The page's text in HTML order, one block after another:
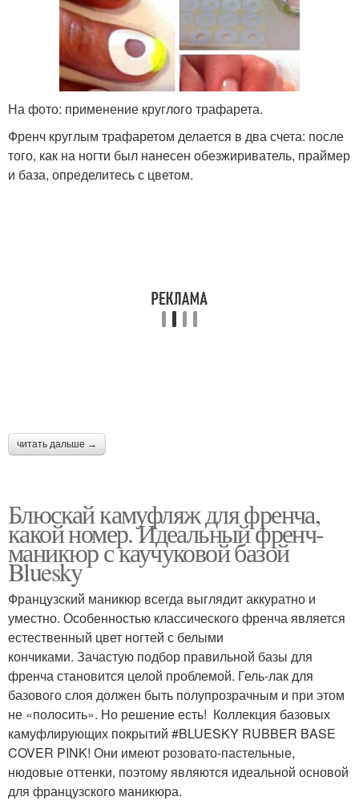
На фото: применение круглого трафарета.
Френч круглым трафаретом делается в два счета: после
того, как на ногти был нанесен обезжириватель, праймер
и база, определитесь с цветом.
читать дальше →
Блюскай камуфляж для френча,
какой номер. Идеальный френч-
маникюр с каучуковой базой
Bluesky
Французский маникюр всегда выглядит аккуратно и
уместно. Особенностью классического френча является
естественный цвет ногтей с белыми
кончиками. Зачастую подбор правильной базы для
френча становится целой проблемой. Гель-лак для
базового слоя должен быть полупрозрачным и при этом
не «полосить». Но решение есть! Коллекция базовых
камуфлирующих покрытий #BLUESKY RUBBER BASE
COVER PINK! Они имеют розовато-пастельные,
нюдовые оттенки, поэтому являются идеальной основой
для французского маникюра.